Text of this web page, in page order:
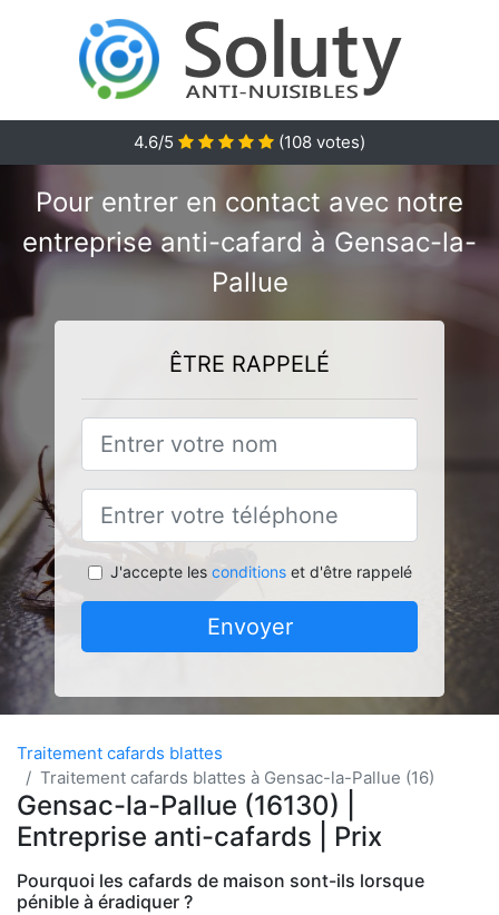
4.6/5 (108 votes)
Pour entrer en contact avec notre
entreprise anti-cafard à Gensac-la-
Pallue
ÊTRE RAPPELÉ
J'accepte les conditionset d'être rappelé
Envoyer
Traitement cafards blattes
Traitement cafards blattes à Gensac-la-Pallue (16)
Gensac-la-Pallue (16130) |
Entreprise anti-cafards | Prix
Pourquoi les cafards de maison sont-ils lorsque
pénible à éradiquer ?